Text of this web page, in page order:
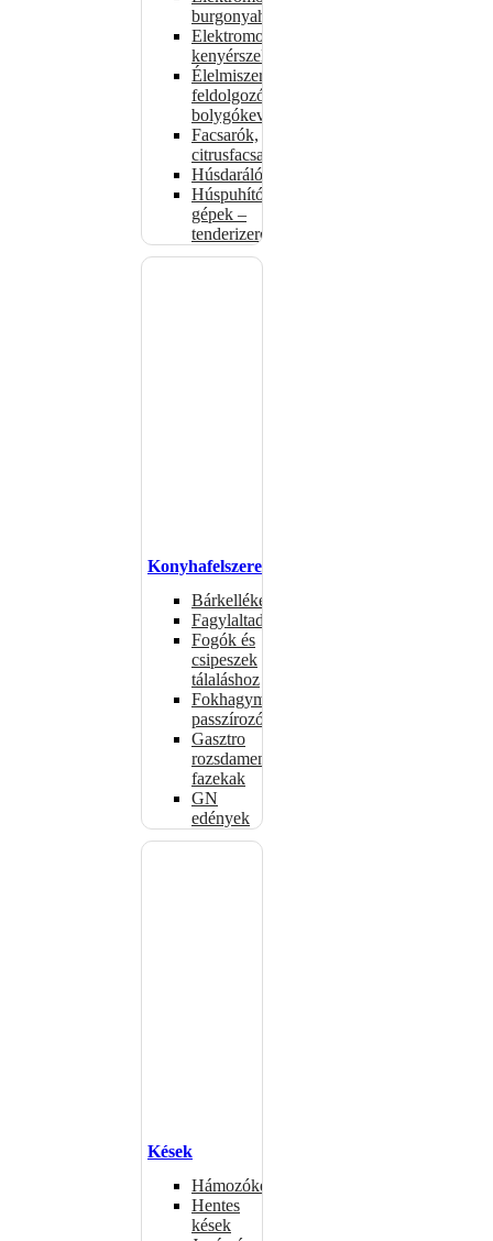
burgonyahámozók
Elektromos
kenyérszeletelők
Élelmiszer-
feldolgozók –
bolygókeverők
Facsarók,
citrusfacsarók
Húsdarálók
Húspuhító
gépek –
tenderizerek
Konyhafelszerelés
Bárkellékek
Fagylaltadagolók
Fogók és
csipeszek
tálaláshoz
Fokhagymaprések,
passzírozók
Gasztro
rozsdamentes
fazekak
GN
edények
Kések
Hámozókések
Hentes
kések